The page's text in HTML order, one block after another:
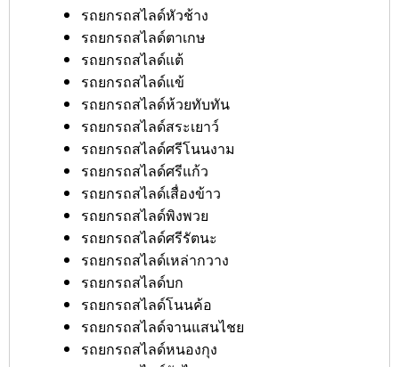
รถยกรถสไลด์หัวช้าง
รถยกรถสไลด์ตาเกษ
รถยกรถสไลด์แต้
รถยกรถสไลด์แข้
รถยกรถสไลด์ห้วยทับทัน
รถยกรถสไลด์สระเยาว์
รถยกรถสไลด์ศรีโนนงาม
รถยกรถสไลด์ศรีแก้ว
รถยกรถสไลด์เสื่องข้าว
รถยกรถสไลด์พิงพวย
รถยกรถสไลด์ศรีรัตนะ
รถยกรถสไลด์เหล่ากวาง
รถยกรถสไลด์บก
รถยกรถสไลด์โนนค้อ
รถยกรถสไลด์จานแสนไชย
รถยกรถสไลด์หนองกุง